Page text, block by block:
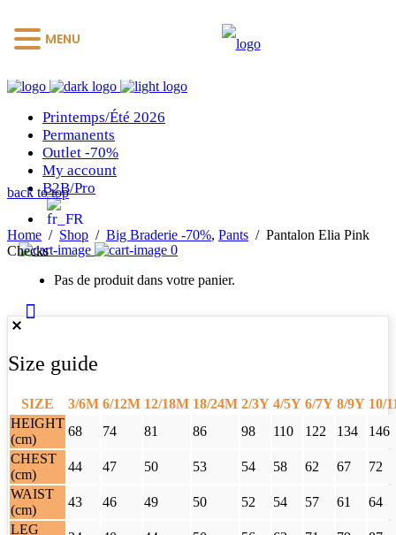
Printemps/Été 2026
Permanents
Outlet -70%
My account
B2B/Pro
0
Pas de produit dans votre panier.
back to top
Home / Shop / Big Braderie -70%, Pants / Pantalon Elia Pink
Checks
Size guide
SIZE 3/6M 6/12M 12/18M 18/24M 2/3Y 4/5Y 6/7Y 8/9Y 10/
HEIGHT
(cm)
68 74 81 86 98 110 122 134
146
CHEST
(cm)
44 47 50 53 54 58 62 67
72
WAIST
(cm)
43 46 49 50 52 54 57 61
64
LEG
MENU